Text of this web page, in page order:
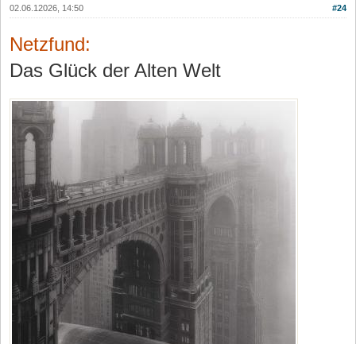
#24
02.06.12026, 14:50
Netzfund:
Das Glück der Alten Welt